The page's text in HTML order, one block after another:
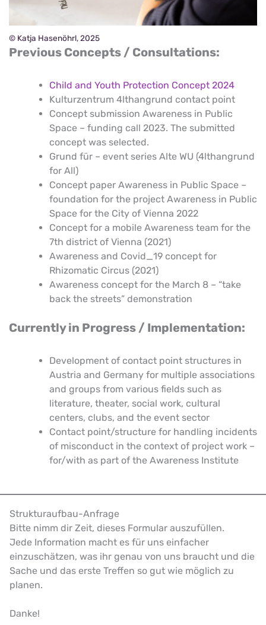
© Katja Hasenöhrl, 2025
Previous Concepts / Consultations:
Child and Youth Protection Concept 2024
Kulturzentrum 4lthangrund contact point
Concept submission Awareness in Public
Space – funding call 2023. The submitted
concept was selected.
Grund für – event series Alte WU (4lthangrund
for All)
Concept paper Awareness in Public Space –
foundation for the project Awareness in Public
Space for the City of Vienna 2022
Concept for a mobile Awareness team for the
7th district of Vienna (2021)
Awareness and Covid_19 concept for
Rhizomatic Circus (2021)
Awareness concept for the March 8 – “take
back the streets” demonstration
Currently in Progress / Implementation:
Development of contact point structures in
Austria and Germany for multiple associations
and groups from various fields such as
literature, theater, social work, cultural
centers, clubs, and the event sector
Contact point/structure for handling incidents
of misconduct in the context of project work –
for/with as part of the Awareness Institute
Strukturaufbau-Anfrage
Bitte nimm dir Zeit, dieses Formular auszufüllen.
Jede Information macht es für uns einfacher
einzuschätzen, was ihr genau von uns braucht und die
Sache und das erste Treffen so gut wie möglich zu
planen.
Danke!